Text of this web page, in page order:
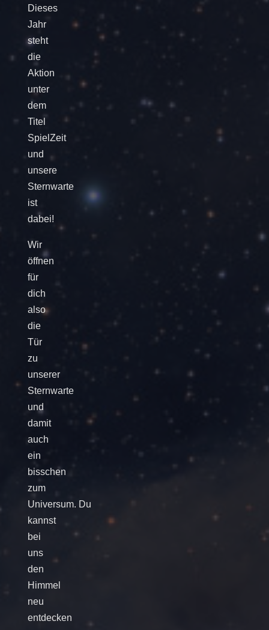
Dieses
Jahr
steht
die
Aktion
unter
dem
Titel
SpielZeit
und
unsere
Sternwarte
ist
dabei!
Wir
öffnen
für
dich
also
die
Tür
zu
unserer
Sternwarte
und
damit
auch
ein
bisschen
zum
Universum. Du
kannst
bei
uns
den
Himmel
neu
entdecken